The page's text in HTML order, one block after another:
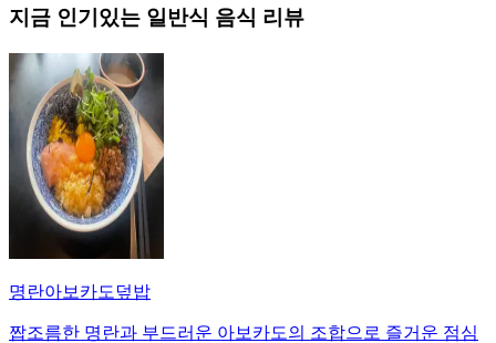
지금 인기있는 일반식 음식 리뷰
명란아보카도덮밥
짭조름한 명란과 부드러운 아보카도의 조합으로 즐거운 점심